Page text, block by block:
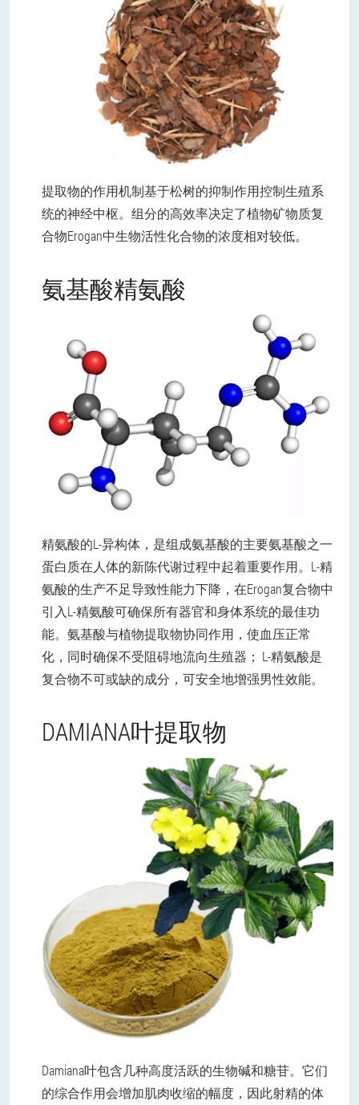
提取物的作用机制基于松树的抑制作用控制生殖系
统的神经中枢。组分的高效率决定了植物矿物质复
合物Erogan中生物活性化合物的浓度相对较低。
氨基酸精氨酸
精氨酸的L-异构体，是组成氨基酸的主要氨基酸之一
蛋白质在人体的新陈代谢过程中起着重要作用。L-精
氨酸的生产不足导致性能力下降，在Erogan复合物中
引入L-精氨酸可确保所有器官和身体系统的最佳功
能。氨基酸与植物提取物协同作用，使血压正常
化，同时确保不受阻碍地流向生殖器； L-精氨酸是
复合物不可或缺的成分，可安全地增强男性效能。
DAMIANA叶提取物
Damiana叶包含几种高度活跃的生物碱和糖苷。它们
的综合作用会增加肌肉收缩的幅度，因此射精的体